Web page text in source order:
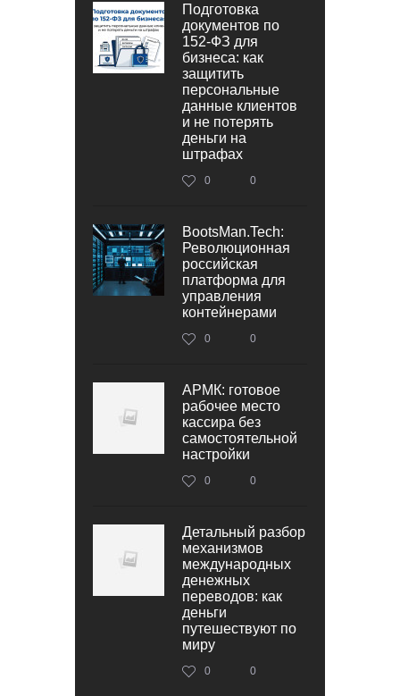
Подготовка
документов по
152‑ФЗ для
бизнеса: как
защитить
персональные
данные клиентов
и не потерять
деньги на
штрафах
0 0
BootsMan.Tech:
Революционная
российская
платформа для
управления
контейнерами
0 0
АРМК: готовое
рабочее место
кассира без
самостоятельной
настройки
0 0
Детальный разбор
механизмов
международных
денежных
переводов: как
деньги
путешествуют по
миру
0 0